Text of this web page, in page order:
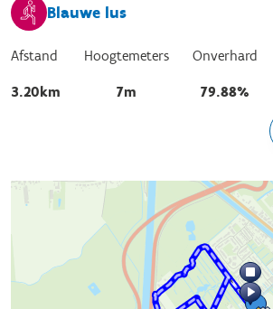
Blauwe lus
Afstand
3.20km
Hoogtemeters
7m
Onverhard
79.88%